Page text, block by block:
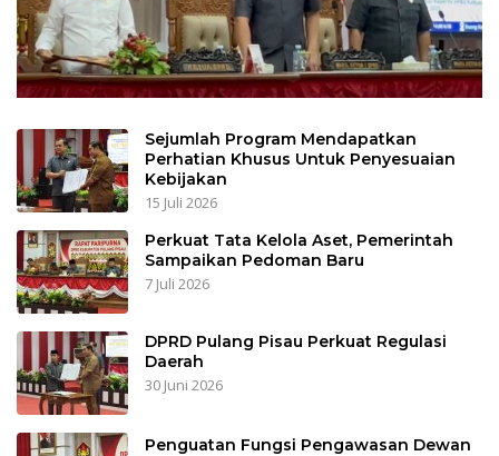
Sejumlah Program Mendapatkan
Perhatian Khusus Untuk Penyesuaian
Kebijakan
15 Juli 2026
Perkuat Tata Kelola Aset, Pemerintah
Sampaikan Pedoman Baru
7 Juli 2026
DPRD Pulang Pisau Perkuat Regulasi
Daerah
30 Juni 2026
Penguatan Fungsi Pengawasan Dewan